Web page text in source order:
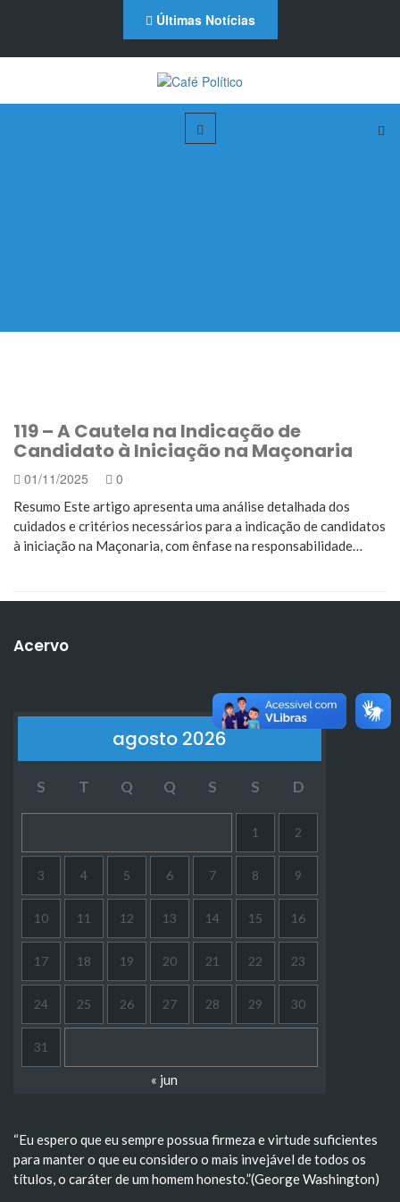
Últimas Notícias
119 – A Cautela na Indicação de
Candidato à Iniciação na Maçonaria
01/11/2025 0
Resumo Este artigo apresenta uma análise detalhada dos
cuidados e critérios necessários para a indicação de candidatos
à iniciação na Maçonaria, com ênfase na responsabilidade…
Acervo
agosto 2026
S T Q Q S S D
1 2
3 4 5 6 7 8 9
10 11 12 13 14 15 16
17 18 19 20 21 22 23
24 25 26 27 28 29 30
31
« jun
“Eu espero que eu sempre possua firmeza e virtude suficientes
para manter o que eu considero o mais invejável de todos os
títulos, o caráter de um homem honesto.”(George Washington)